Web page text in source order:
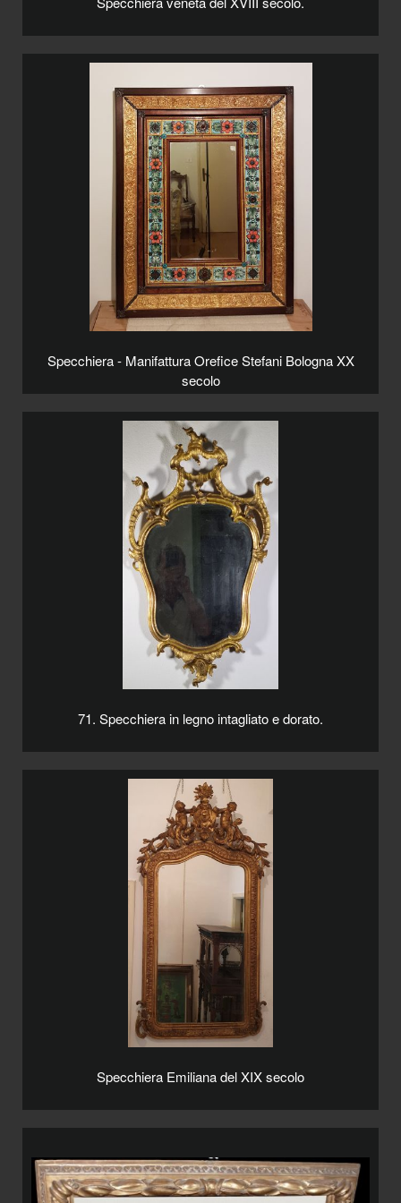
Specchiera - Manifattura Orefice Stefani Bologna XX
secolo
71. Specchiera in legno intagliato e dorato.
Specchiera Emiliana del XIX secolo